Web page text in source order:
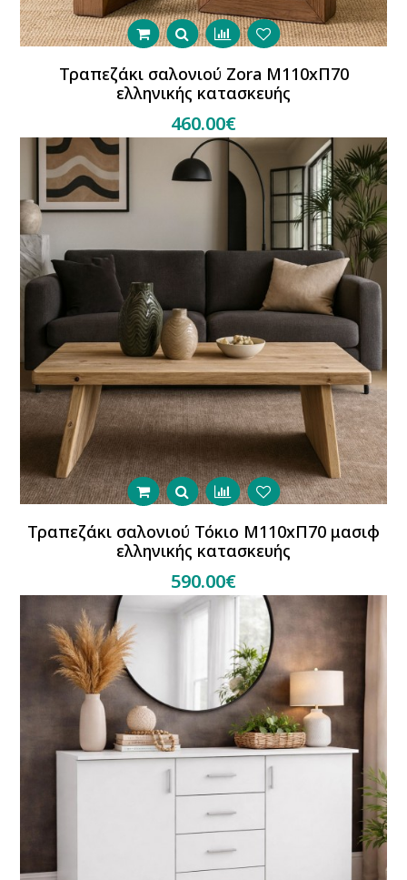
Τραπεζάκι σαλονιού Zora Μ110xΠ70
ελληνικής κατασκευής
460.00€
Τραπεζάκι σαλονιού Τόκιο Μ110xΠ70 μασιφ
ελληνικής κατασκευής
590.00€